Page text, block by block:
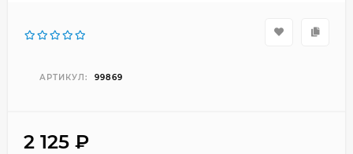
АРТИКУЛ: 99869
2 125 ₽